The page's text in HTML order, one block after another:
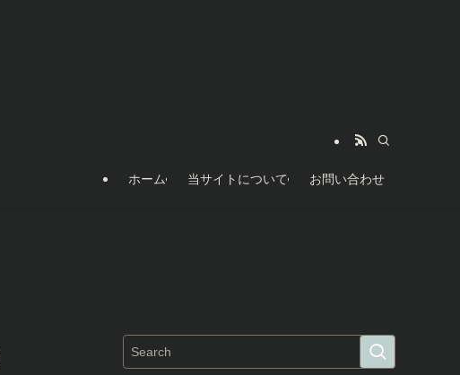
ホーム 当サイトについて お問い合わせ